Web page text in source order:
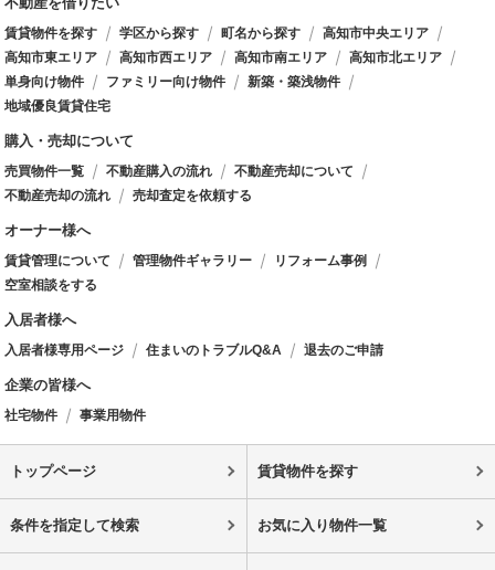
賃貸物件を探す 学区から探す 町名から探す
高知市中央エリア
高知市東エリア
高知市西エリア 高知市南エリア
高知市北エリア
単身向け物件
ファミリー向け物件
新築・築浅物件
地域優良賃貸住宅
購入・売却について
売買物件一覧 不動産購入の流れ
不動産売却について
不動産売却の流れ
売却査定を依頼する
オーナー様へ
賃貸管理について 管理物件ギャラリー
リフォーム事例
空室相談をする
入居者様へ
入居者様専用ページ 住まいのトラブルQ&A 退去のご申請
企業の皆様へ
社宅物件 事業用物件
トップページ 賃貸物件を探す
条件を指定して検索 お気に入り物件一覧